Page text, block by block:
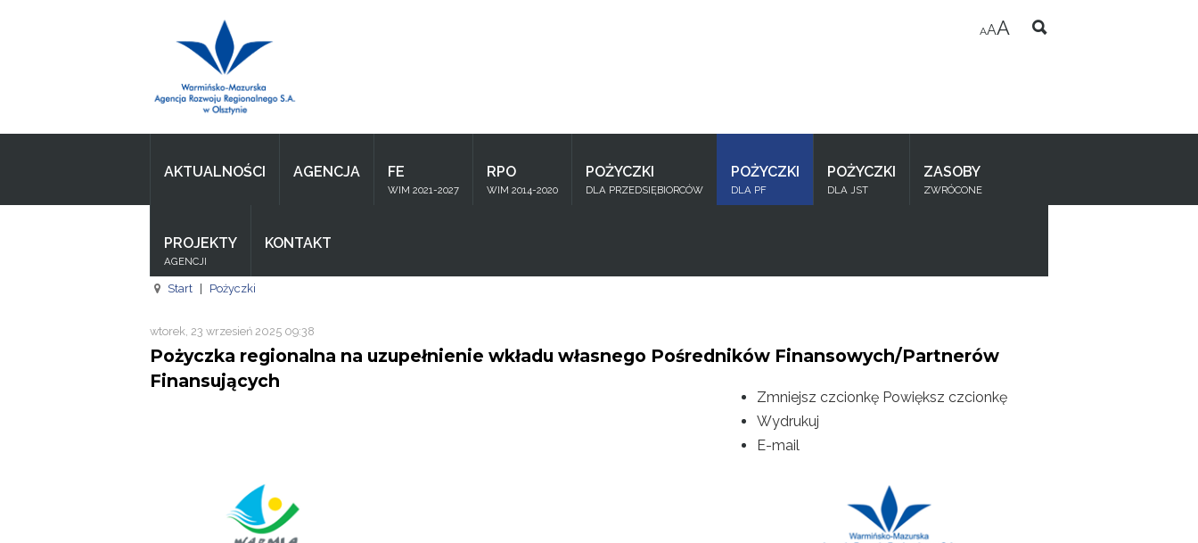
Aktualności
FE
Znajdźna stronie
Wpisz czego szukasz
AAA
AKTUALNOŚCI AGENCJA FE
WIM 2021-2027
RPO
WIM 2014-2020
POŻYCZKI
DLA PRZEDSIĘBIORCÓW
POŻYCZKI
DLA PF
POŻYCZKI
DLA JST
ZASOBY
ZWRÓCONE
PROJEKTY
AGENCJI
KONTAKT
Start Pożyczki
wtorek, 23 wrzesień 2025 09:38
Pożyczka regionalna na uzupełnienie wkładu własnego Pośredników Finansowych/Partnerów
Finansujących
Zmniejsz czcionkę Powiększ czcionkę
Wydrukuj
E-mail